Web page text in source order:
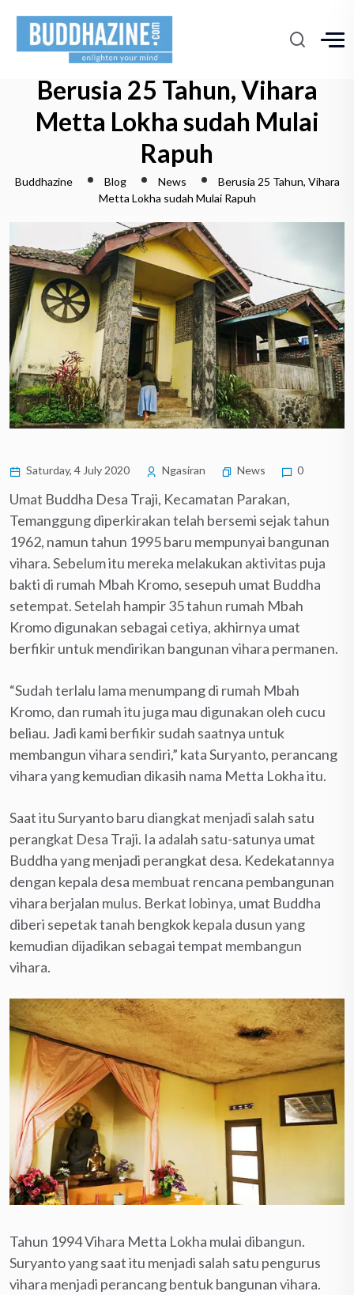
Berusia 25 Tahun, Vihara
Metta Lokha sudah Mulai
Rapuh
Buddhazine Blog News
Berusia 25 Tahun, Vihara
Metta Lokha sudah Mulai Rapuh
Saturday, 4 July 2020 Ngasiran News 0
Umat Buddha Desa Traji, Kecamatan Parakan,
Temanggung diperkirakan telah bersemi sejak tahun
1962, namun tahun 1995 baru mempunyai bangunan
vihara. Sebelum itu mereka melakukan aktivitas puja
bakti di rumah Mbah Kromo, sesepuh umat Buddha
setempat. Setelah hampir 35 tahun rumah Mbah
Kromo digunakan sebagai cetiya, akhirnya umat
berfikir untuk mendirikan bangunan vihara permanen.
“Sudah terlalu lama menumpang di rumah Mbah
Kromo, dan rumah itu juga mau digunakan oleh cucu
beliau. Jadi kami berfikir sudah saatnya untuk
membangun vihara sendiri,” kata Suryanto, perancang
vihara yang kemudian dikasih nama Metta Lokha itu.
Saat itu Suryanto baru diangkat menjadi salah satu
perangkat Desa Traji. Ia adalah satu-satunya umat
Buddha yang menjadi perangkat desa. Kedekatannya
dengan kepala desa membuat rencana pembangunan
vihara berjalan mulus. Berkat lobinya, umat Buddha
diberi sepetak tanah bengkok kepala dusun yang
kemudian dijadikan sebagai tempat membangun
vihara.
Tahun 1994 Vihara Metta Lokha mulai dibangun.
Suryanto yang saat itu menjadi salah satu pengurus
vihara menjadi perancang bentuk bangunan vihara.